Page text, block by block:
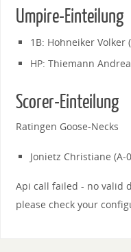
Umpire-Einteilung
1B: Hohneiker Volker
HP: Thiemann
Scorer-Einteilung
Ratingen Goose-Necks
Jonietz Christiane (A-
Api call failed - no valid
please check your